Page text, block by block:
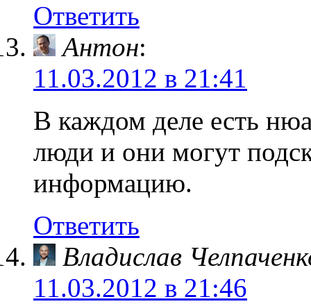
Ответить
Антон:
11.03.2012 в 21:41
В каждом деле есть
люди и они могут
информацию.
Ответить
Владислав
11.03.2012 в 21:46